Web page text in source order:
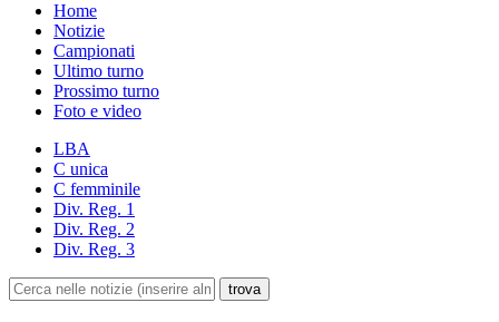
Home
Notizie
Campionati
Ultimo turno
Prossimo turno
Foto e video
LBA
C unica
C femminile
Div. Reg. 1
Div. Reg. 2
Div. Reg. 3